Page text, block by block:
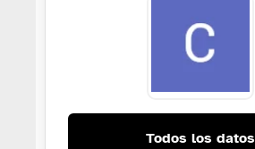
Todos los datos